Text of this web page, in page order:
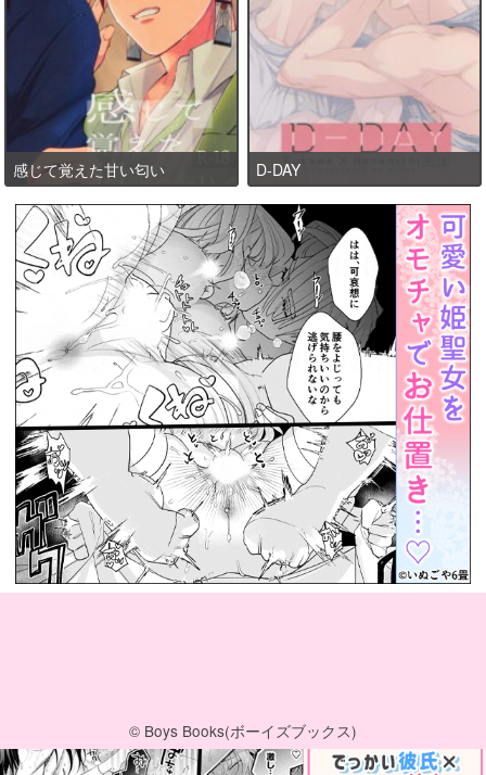
感じて覚えた甘い匂い D-DAY
© Boys Books(ボーイズブックス)